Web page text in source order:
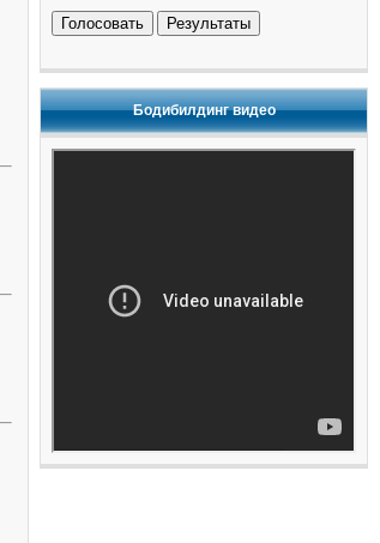
Голосовать Результаты
Бодибилдинг видео